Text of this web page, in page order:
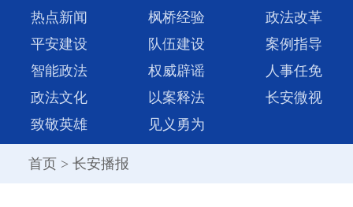
热点新闻
枫桥经验
政法改革
平安建设
队伍建设
案例指导
智能政法
权威辟谣
人事任免
政法文化
以案释法
长安微视
致敬英雄
见义勇为
首页 > 长安播报